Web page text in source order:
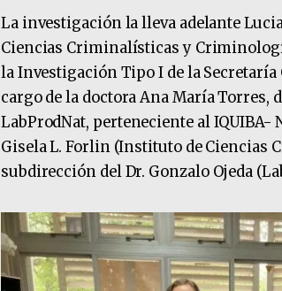
La investigación la lleva adelante
Ciencias Criminalísticas y
la Investigación Tipo I de la Secretaría
cargo de la doctora Ana María Torres,
LabProdNat, perteneciente al IQUIBA-
Gisela L. Forlin (Instituto de Ciencias
subdirección del Dr. Gonzalo Ojeda